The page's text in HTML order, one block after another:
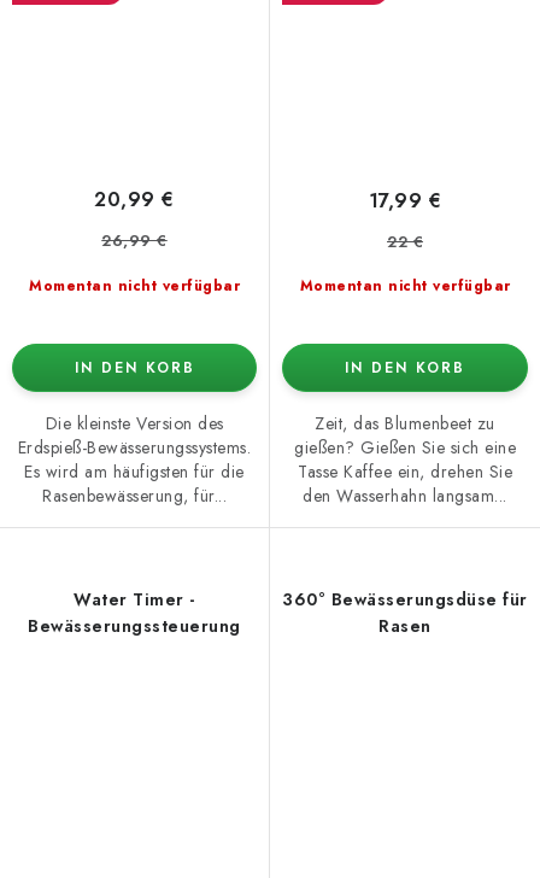
Momentan nicht verfügbar
20,99 €
26,99 €
IN DEN KORB
Die kleinste Version des
Erdspieß-Bewässerungssystems.
Es wird am häufigsten für die
Rasenbewässerung, für...
Momentan nicht verfügbar
17,99 €
22 €
IN DEN KORB
Zeit, das Blumenbeet zu
gießen? Gießen Sie sich eine
Tasse Kaffee ein, drehen Sie
den Wasserhahn langsam...
Water Timer -
Bewässerungssteuerung
360° Bewässerungsdüse für
Rasen